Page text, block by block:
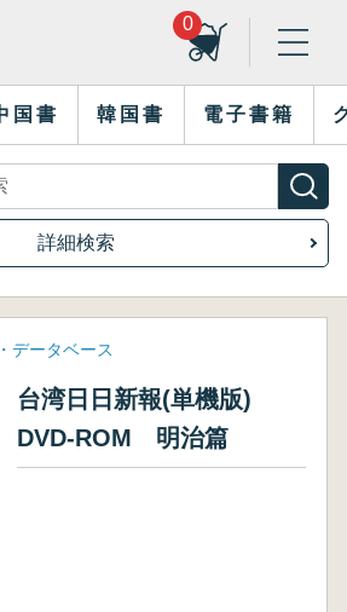
0
国書 韓国書 電子書籍
詳細検索
データベース
台湾日日新報(単機版)
DVD-ROM 明治篇